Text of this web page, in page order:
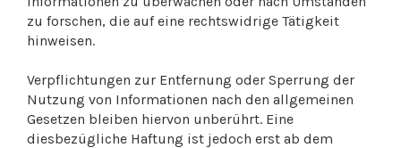
zu forschen, die auf eine rechtswidrige Tätigkeit
hinweisen.
Verpflichtungen zur Entfernung oder Sperrung der
Nutzung von Informationen nach den allgemeinen
Gesetzen bleiben hiervon unberührt. Eine
diesbezügliche Haftung ist jedoch erst ab dem